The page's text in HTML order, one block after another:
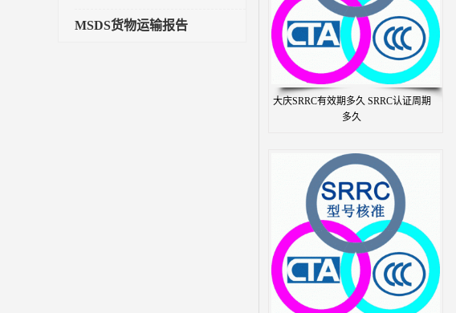
MSDS货物运输报告
大庆SRRC有效期多久 SRRC认证周期
多久